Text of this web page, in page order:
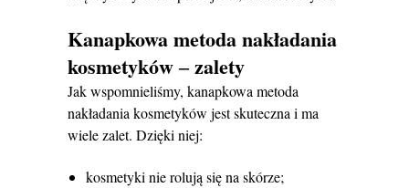
Kanapkowa metoda nakładania
kosmetyków ‒ zalety
Jak wspomnieliśmy, kanapkowa metoda
nakładania kosmetyków jest skuteczna i ma
wiele zalet. Dzięki niej:
kosmetyki nie rolują się na skórze;